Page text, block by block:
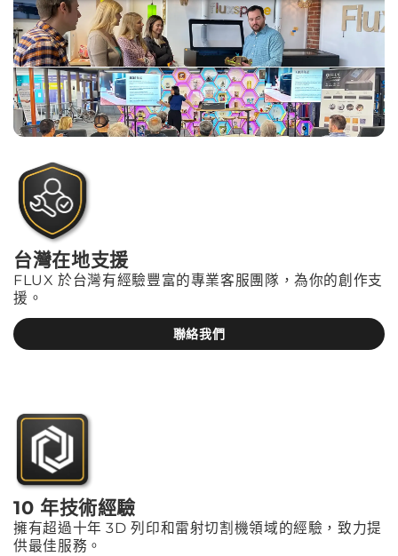
台灣在地支援
FLUX 於台灣有經驗豐富的專業客服團隊，為你的創作支
援。
聯絡我們
10 年技術經驗
擁有超過十年 3D 列印和雷射切割機領域的經驗，致力提
供最佳服務。